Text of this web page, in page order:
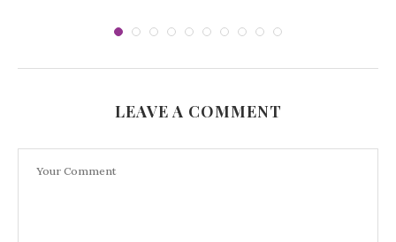
LEAVE A COMMENT